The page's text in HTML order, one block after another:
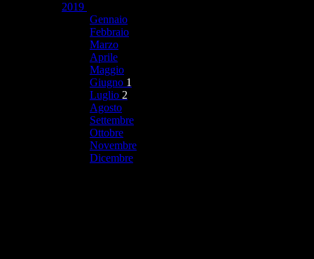
2019
Gennaio
Febbraio
Marzo
Aprile
Maggio
Giugno 1
Luglio 2
Agosto
Settembre
Ottobre
Novembre
Dicembre